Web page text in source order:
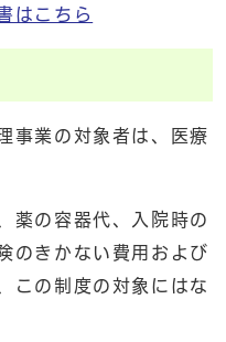
はこちら
事業の対象者は、医療
薬の容器代、入院時の
のきかない費用および
この制度の対象にはな